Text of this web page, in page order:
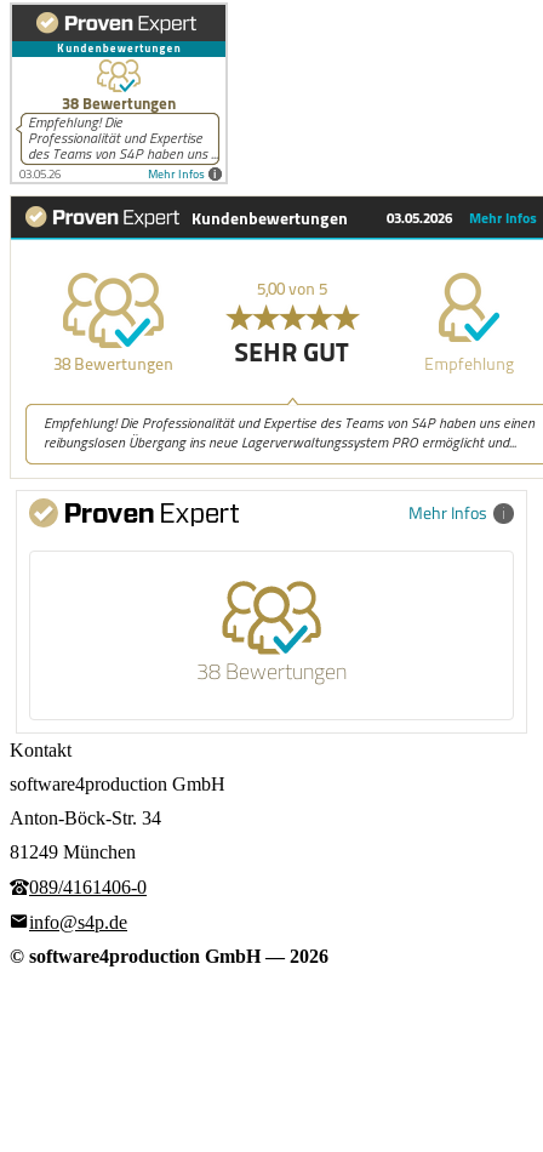
Mehr Infos
38 Bewertungen
Kontakt
software4production GmbH
Anton-Böck-Str. 34
81249 München
089/4161406-0
info@s4p.de
© software4production GmbH—2026